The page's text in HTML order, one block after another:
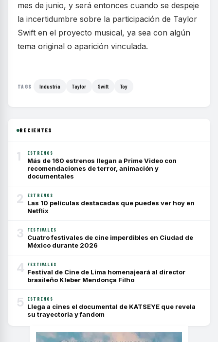
mes de junio, y será entonces cuando se despeje
la incertidumbre sobre la participación de Taylor
Swift en el proyecto musical, ya sea con algún
tema original o aparición vinculada.
TAGS Industria Taylor Swift Toy
RECIENTES
1 ESTRENOS
Más de 160 estrenos llegan a Prime Video con
recomendaciones de terror, animación y
documentales
2 ESTRENOS
Las 10 películas destacadas que puedes ver hoy en
Netflix
3 FESTIVALES
Cuatro festivales de cine imperdibles en Ciudad de
México durante 2026
4 FESTIVALES
Festival de Cine de Lima homenajeará al director
brasileño Kleber Mendonça Filho
5 ESTRENOS
Llega a cines el documental de KATSEYE que revela
su trayectoria y fandom